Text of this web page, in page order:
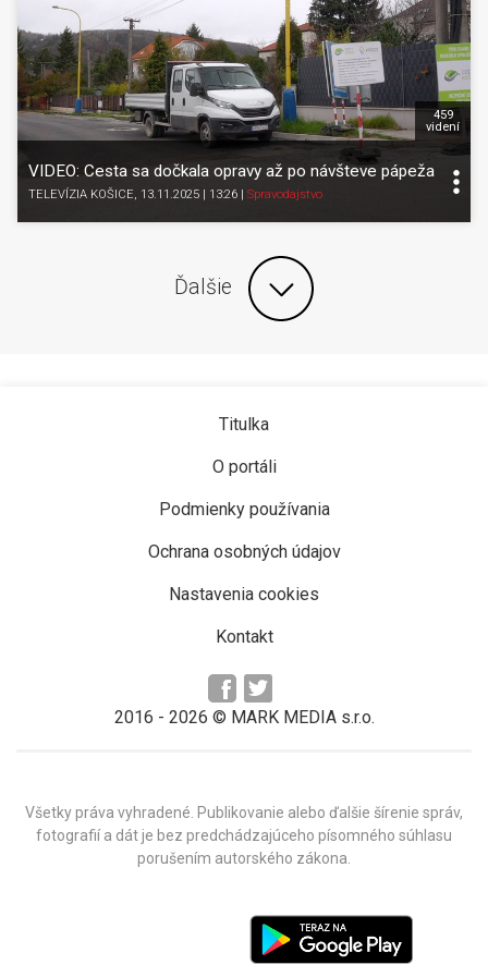
VIDEO: Cesta sa dočkala opravy až po návšteve pápeža
TELEVÍZIA KOŠICE, 13.11.2025 | 13:26 Spravodajstvo
459
videní
Ďalšie
Titulka
O portáli
Podmienky používania
Ochrana osobných údajov
Nastavenia cookies
Kontakt
2016 - 2026 © MARK MEDIA s.r.o.
Všetky práva vyhradené. Publikovanie alebo ďalšie šírenie správ,
fotografií a dát je bez predchádzajúceho písomného súhlasu
porušením autorského zákona.